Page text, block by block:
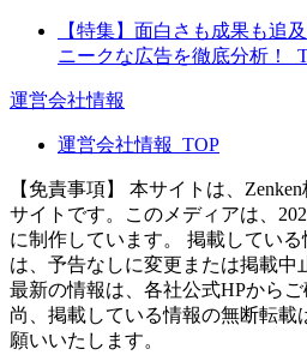
【特集】面白さも成果も追
ニークな広告を徹底分析！
運営会社情報
運営会社情報_TOP
【免責事項】
本サイトは、
サイトです。このメディアは、
に制作しています。 掲載してい
は、予告なしに変更または掲載中
最新の情報は、各社公式HPからご
尚、掲載している情報の無断転載
願いいたします。